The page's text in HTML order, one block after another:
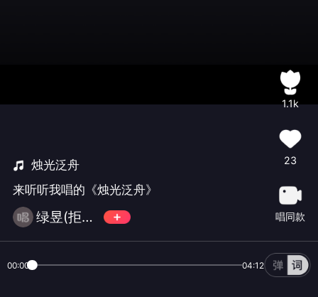
烛光泛舟
来听听我唱的《烛光泛舟》
绿昱(拒币拒币拒币)
1.1k
23
唱同款
00:00 04:12